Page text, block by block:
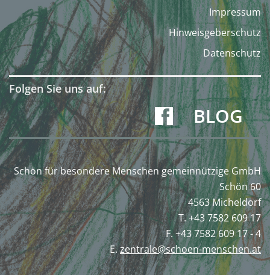
Impressum
Hinweisgeberschutz
Datenschutz
Folgen Sie uns auf:
BLOG
Schön für besondere Menschen gemeinnützige GmbH
Schön 60
4563 Micheldorf
T. +43 7582 609 17
F. +43 7582 609 17 - 4
E.zentrale@schoen-menschen.at